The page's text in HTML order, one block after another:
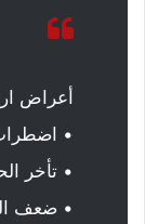
أعراض
•
• تأخر
• ضعف